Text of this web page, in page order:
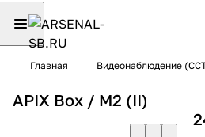
Главная Видеонаблюдение
APIX Box / M2 (II)